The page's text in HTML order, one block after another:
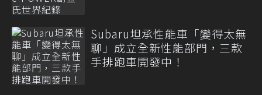
Subaru坦承性能車「變得太無
聊」成立全新性能部門，三款
手排跑車開發中！